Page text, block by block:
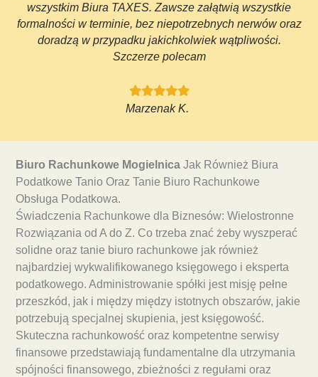
wszystkim Biura TAXES. Zawsze załątwią wszystkie
formalności w terminie, bez niepotrzebnych nerwów oraz
doradzą w przypadku jakichkolwiek wątpliwości.
Szczerze polecam
Marzenak K.
Biuro Rachunkowe Mogielnica Jak Również Biura
Podatkowe Tanio Oraz Tanie Biuro Rachunkowe
Obsługa Podatkowa.
Świadczenia Rachunkowe dla Biznesów: Wielostronne
Rozwiązania od A do Z. Co trzeba znać żeby wyszperać
solidne oraz tanie biuro rachunkowe jak również
najbardziej wykwalifikowanego księgowego i eksperta
podatkowego. Administrowanie spółki jest misję pełne
przeszkód, jak i między między istotnych obszarów, jakie
potrzebują specjalnej skupienia, jest księgowość.
Skuteczna rachunkowość oraz kompetentne serwisy
finansowe przedstawiają fundamentalne dla utrzymania
spójności finansowego, zbieżności z regułami oraz